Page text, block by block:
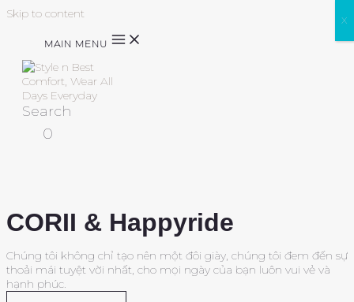
Skip to content
MAIN MENU
Search
0
CORII & Happyride
Chúng tôi không chỉ tạo nên một đôi giày, chúng tôi đem đến sự
thoải mái tuyệt vời nhất, cho mọi ngày của bạn luôn vui vẻ và
hạnh phúc.
X